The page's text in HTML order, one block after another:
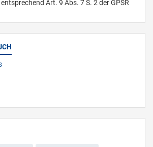
Art. 9 Abs. 7 S. 2 der GPSR